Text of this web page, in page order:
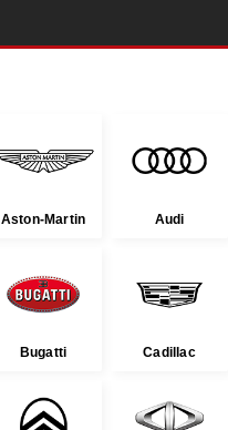
Aston-Martin Audi
Bugatti Cadillac